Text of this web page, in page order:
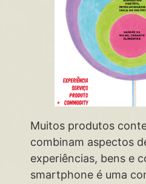
Muitos produtos
combinam aspectos
experiências, bens e
smartphone é uma